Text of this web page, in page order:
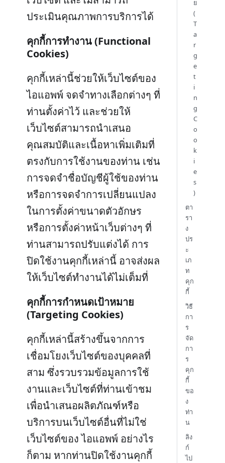
ประเมินคุณภาพการบริการได้
คุกกี้การทำงาน (Functional
Cookies)
คุกกี้เหล่านี้ช่วยให้เว็บไซต์ของ
ไอแอพพ์ จดจำทางเลือกต่างๆ ที่
ท่านตั้งค่าไว้ และช่วยให้
เว็บไซต์สามารถนำเสนอ
คุณสมบัติและเนื้อหาเพิ่มเติมที่
ตรงกับการใช้งานของท่าน เช่น
การจดจำชื่อบัญชีผู้ใช้ของท่าน
หรือการจดจำการเปลี่ยนแปลง
ในการตั้งค่าขนาดตัวอักษร
หรือการตั้งค่าหน้าเว็บต่างๆ ที่
ท่านสามารถปรับแต่งได้ การ
ปิดใช้งานคุกกี้เหล่านี้ อาจส่งผล
ให้เว็บไซต์ทำงานได้ไม่เต็มที่
คุกกี้การกำหนดเป้าหมาย
(Targeting Cookies)
คุกกี้เหล่านี้สร้างขึ้นจากการ
เชื่อมโยงเว็บไซต์ของบุคคลที่
สาม ซึ่งรวบรวมข้อมูลการใช้
งานและเว็บไซต์ที่ท่านเข้าชม
เพื่อนำเสนอผลิตภัณฑ์หรือ
บริการบนเว็บไซต์อื่นที่ไม่ใช่
เว็บไซต์ของ ไอแอพพ์ อย่างไร
ก็ตาม หากท่านปิดใช้งานคุกกี้
ย
(
T
a
r
g
e
t
i
n
g
C
o
o
k
i
e
s
)
ตา
รา
ง
ปร
ะ
เภ
ท
คุก
กี้
วิธี
กา
ร
จัด
กา
ร
คุก
กี้
ขอ
ง
ท่า
น
ลิง
ก์
ไป